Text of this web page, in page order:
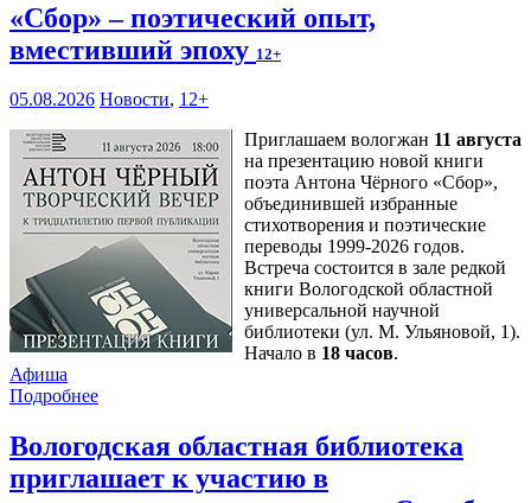
«Сбор» – поэтический опыт,
вместивший эпоху 12+
05.08.2026 Новости, 12+
Приглашаем вологжан 11 августа
на презентацию новой книги
поэта Антона Чёрного «Сбор»,
объединившей избранные
стихотворения и поэтические
переводы 1999-2026 годов.
Встреча состоится в зале редкой
книги Вологодской областной
универсальной научной
библиотеки (ул. М. Ульяновой, 1).
Начало в 18 часов.
Афиша
Подробнее
Вологодская областная библиотека
приглашает к участию в